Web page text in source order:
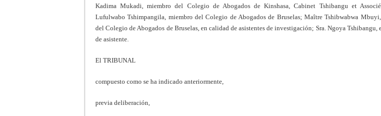
Kadima Mukadi, miembro del Colegio de Abogados de Kinshasa, Cabinet Tshibangu et
Lufulwabo Tshimpangila, miembro del Colegio de Abogados de Bruselas; Maître Tshibwabwa
del Colegio de Abogados de Bruselas, en calidad de asistentes de investigación; Sra. Ngoya Tshibangu,
de asistente.
El TRIBUNAL
compuesto como se ha indicado anteriormente,
previa deliberación,